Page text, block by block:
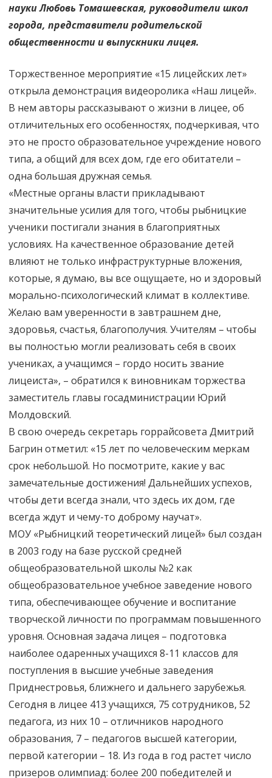
науки Любовь Томашевская, руководители школ
города, представители родительской
общественности и выпускники лицея.
Торжественное мероприятие «15 лицейских лет»
открыла демонстрация видеоролика «Наш лицей».
В нем авторы рассказывают о жизни в лицее, об
отличительных его особенностях, подчеркивая, что
это не просто образовательное учреждение нового
типа, а общий для всех дом, где его обитатели –
одна большая дружная семья.
«Местные органы власти прикладывают
значительные усилия для того, чтобы рыбницкие
ученики постигали знания в благоприятных
условиях. На качественное образование детей
влияют не только инфраструктурные вложения,
которые, я думаю, вы все ощущаете, но и здоровый
морально-психологический климат в коллективе.
Желаю вам уверенности в завтрашнем дне,
здоровья, счастья, благополучия. Учителям – чтобы
вы полностью могли реализовать себя в своих
учениках, а учащимся – гордо носить звание
лицеиста», – обратился к виновникам торжества
заместитель главы госадминистрации Юрий
Молдовский.
В свою очередь секретарь горрайсовета Дмитрий
Багрин отметил: «15 лет по человеческим меркам
срок небольшой. Но посмотрите, какие у вас
замечательные достижения! Дальнейших успехов,
чтобы дети всегда знали, что здесь их дом, где
всегда ждут и чему-то доброму научат».
МОУ «Рыбницкий теоретический лицей» был создан
в 2003 году на базе русской средней
общеобразовательной школы №2 как
общеобразовательное учебное заведение нового
типа, обеспечивающее обучение и воспитание
творческой личности по программам повышенного
уровня. Основная задача лицея – подготовка
наиболее одаренных учащихся 8-11 классов для
поступления в высшие учебные заведения
Приднестровья, ближнего и дальнего зарубежья.
Сегодня в лицее 413 учащихся, 75 сотрудников, 52
педагога, из них 10 – отличников народного
образования, 7 – педагогов высшей категории,
первой категории – 18. Из года в год растет число
призеров олимпиад: более 200 победителей и